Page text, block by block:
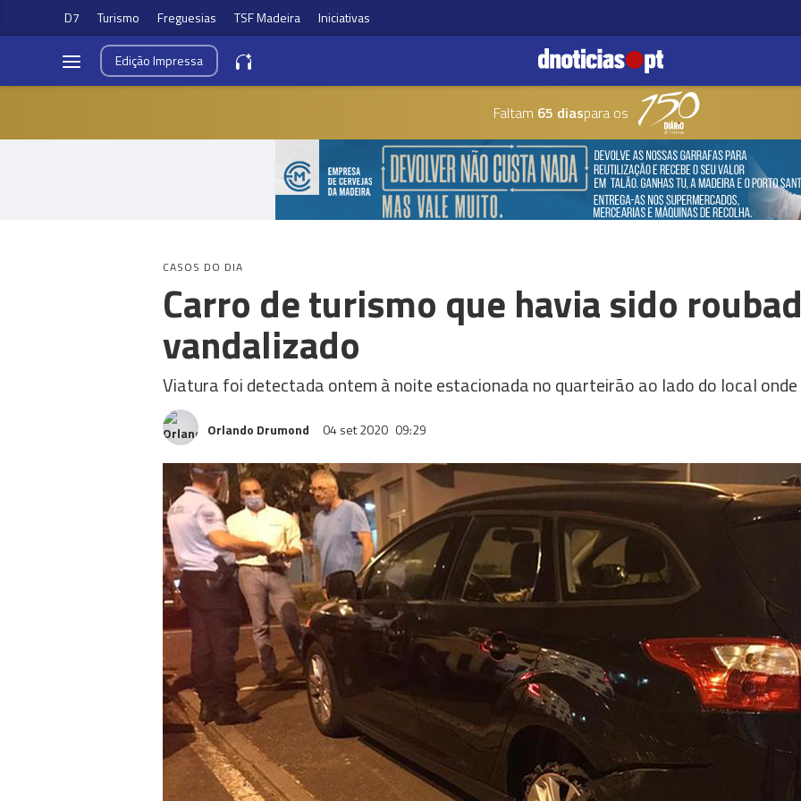
D7 Turismo Freguesias TSF Madeira Iniciativas
EdiçãoImpressa
Faltam 65 diaspara os
CASOS DO DIA
Carro de turismo que havia sido
vandalizado
Viatura foi detectada ontem à noite estacionada no quarteirão ao lado do local
Orlando Drumond 04 set 2020 09:29